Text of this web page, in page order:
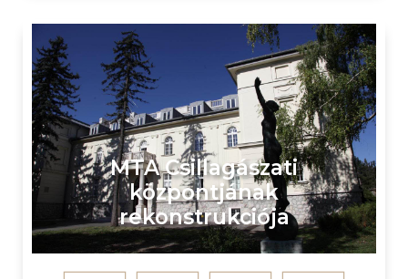
MTA Csillagászati
központjának
rekonstrukciója